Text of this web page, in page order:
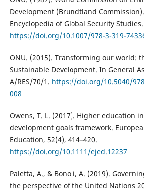
Development (Brundtland
Encyclopedia of Global Security Studies.
https://doi.org/10.1007/978-3-319-
ONU. (2015). Transforming our world:
Sustainable Development. In General
A/RES/70/1. https://doi.org/10.5040/
008
Owens, T. L. (2017). Higher education
development goals framework.
Education, 52(4), 414–420.
https://doi.org/10.1111/ejed.12237
Paletta, A., & Bonoli, A. (2019).
the perspective of the United Nations